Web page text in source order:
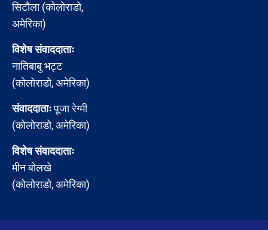
सिटौला (कोलोराडो,
अमेरिका)
विशेष संवाददाताः
नातिबाबु भट्ट
(कोलोराडो, अमेरिका)
संवाददाताःपूजा रेग्मी
(कोलोराडो, अमेरिका)
विशेष संवाददाताः
मीन बोलखे
(कोलोराडो, अमेरिका)